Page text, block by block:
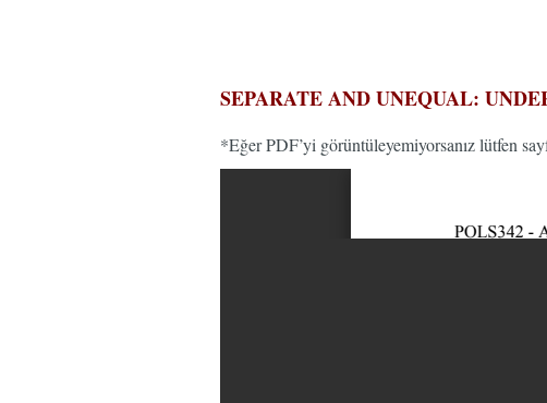
SEPARATE AND UNEQUAL:
*Eğer PDF’yi görüntüleyemiyorsanız lütfen